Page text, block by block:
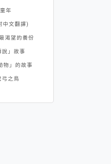
童年
中文翻譯)
渴望的養份
說」故事
物」的故事
弓之鳥